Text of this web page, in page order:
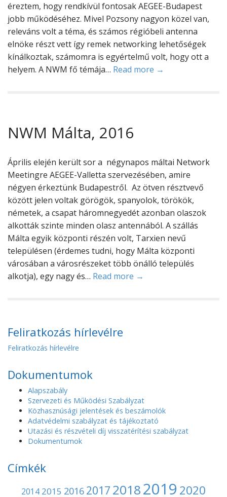
éreztem, hogy rendkívül fontosak AEGEE-Budapest
jobb működéséhez. Mivel Pozsony nagyon közel van,
releváns volt a téma, és számos régióbeli antenna
elnöke részt vett így remek networking lehetőségek
kínálkoztak, számomra is egyértelmű volt, hogy ott a
helyem. A NWM fő témája… Read more →
NWM Málta, 2016
Április elején került sor a négynapos máltai Network
Meetingre AEGEE-Valletta szervezésében, amire
négyen érkeztünk Budapestről. Az ötven résztvevő
között jelen voltak görögök, spanyolok, törökök,
németek, a csapat háromnegyedét azonban olaszok
alkották szinte minden olasz antennából. A szállás
Málta egyik központi részén volt, Tarxien nevű
településen (érdemes tudni, hogy Málta központi
városában a városrészeket több önálló település
alkotja), egy nagy és… Read more →
Feliratkozás hírlevélre
Feliratkozás hírlevélre
Dokumentumok
Alapszabály
Szervezeti és Működési Szabályzat
Közhasznúsági jelentések és beszámolók
Adatvédelmi szabályzat és tájékoztató
Utazási és részvételi díj visszatérítési szabályzat
Dokumentumok
Címkék
2014 2015 2016 2017 20182019 2020